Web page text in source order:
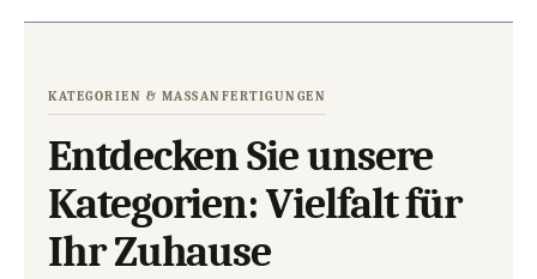
KATEGORIEN & MASSANFERTIGUNGEN
Entdecken Sie unsere
Kategorien: Vielfalt für
Ihr Zuhause